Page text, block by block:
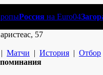
Россия на Euro04
57
| Матчи | История | Отбор